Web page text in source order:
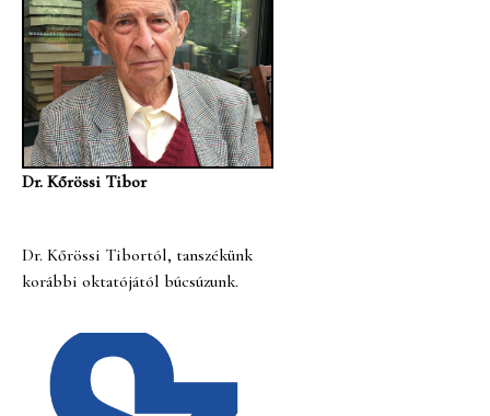
Dr. Kőrössi Tibor
Dr. Kőrössi Tibortól, tanszékünk
korábbi oktatójától búcsúzunk.